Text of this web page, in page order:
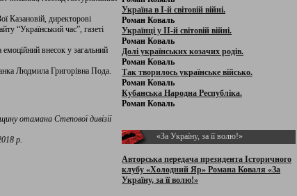
Казановій, директорові
“Український час”, газеті
внесок у загальний
Людмила Григорівна Пода.
отамана Степової дивізії
р.
Україна в І-й світовій війні.
Роман Коваль
Українці у ІІ-й світовій війні.
Роман Коваль
Долі українських козачих родів.
Роман Коваль
Так творилось українське військо.
Роман Коваль
Кубанська Народна Республіка.
Роман Коваль
«За Україну, за її волю!»
Авторська передача президента Історичного
клубу «Холодний Яр» Романа Коваля «За
Україну, за її волю!»